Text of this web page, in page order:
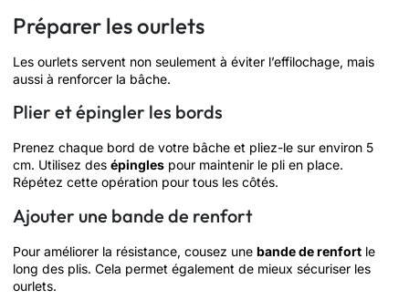
Préparer les ourlets
Les ourlets servent non seulement à éviter l’effilochage, mais
aussi à renforcer la bâche.
Plier et épingler les bords
Prenez chaque bord de votre bâche et pliez-le sur environ 5
cm. Utilisez des épingles pour maintenir le pli en place.
Répétez cette opération pour tous les côtés.
Ajouter une bande de renfort
Pour améliorer la résistance, cousez une bande de renfort le
long des plis. Cela permet également de mieux sécuriser les
ourlets.